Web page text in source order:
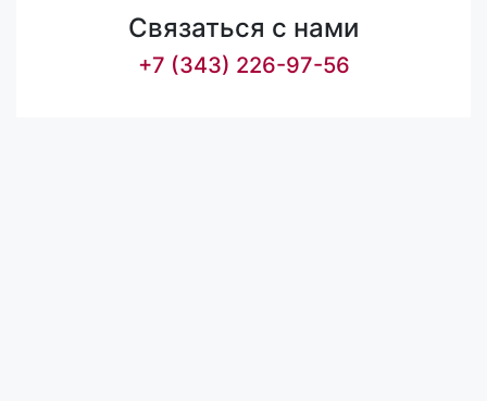
Связаться с нами
+7 (343) 226-97-56